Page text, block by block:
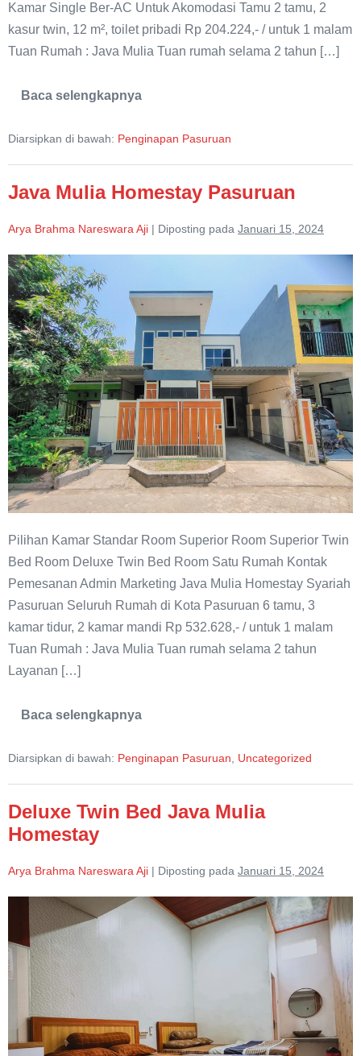
Kamar Single Ber-AC Untuk Akomodasi Tamu 2 tamu, 2
kasur twin, 12 m², toilet pribadi Rp 204.224,- / untuk 1 malam
Tuan Rumah : Java Mulia Tuan rumah selama 2 tahun […]
Baca selengkapnya
Superior
Room
Mulia
Diarsipkan di bawah: Penginapan Pasuruan
Java Mulia Homestay Pasuruan
Arya Brahma Nareswara Aji | Diposting pada Januari 15, 2024
Java
Mulia
Homestay
Pasuruan
Pilihan Kamar Standar Room Superior Room Superior Twin
Bed Room Deluxe Twin Bed Room Satu Rumah Kontak
Pemesanan Admin Marketing Java Mulia Homestay Syariah
Pasuruan Seluruh Rumah di Kota Pasuruan 6 tamu, 3
kamar tidur, 2 kamar mandi Rp 532.628,- / untuk 1 malam
Tuan Rumah : Java Mulia Tuan rumah selama 2 tahun
Layanan […]
Baca selengkapnya
Java
Pasuruan
Diarsipkan di bawah: Penginapan Pasuruan, Uncategorized
Deluxe Twin Bed Java Mulia
Homestay
Arya Brahma Nareswara Aji | Diposting pada Januari 15, 2024
Twin
Bed
Java
Mulia
Homestay